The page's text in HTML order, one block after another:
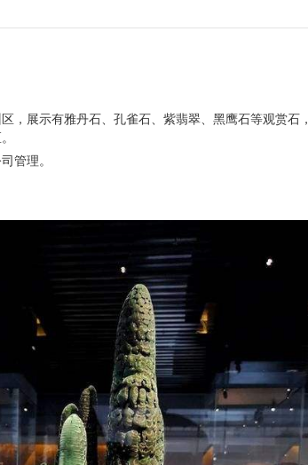
，展示有雅丹石、孔雀石、紫翡翠、黑鹰石等观赏石，
管理。